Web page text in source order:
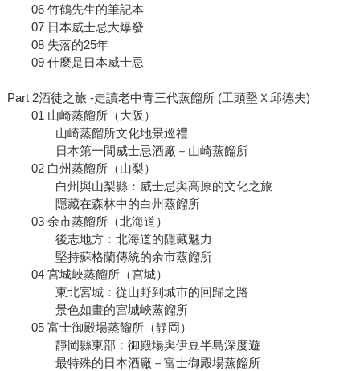
06 竹鶴先生的筆記本
07 日本威士忌大爆發
08 失落的25年
09 什麼是日本威士忌
Part 2酒徒之旅 -走讀老中青三代蒸餾所 (工頭堅Ｘ邱德夫)
01 山崎蒸餾所（大阪）
山崎蒸餾所文化地景巡禮
日本第一間威士忌酒廠－山崎蒸餾所
02 白州蒸餾所（山梨）
白州與山梨縣：威士忌與高原的文化之旅
隱藏在森林中的白州蒸餾所
03 余市蒸餾所（北海道）
後志地方：北海道的隱藏魅力
堅持蘇格蘭傳統的余市蒸餾所
04 宮城峽蒸餾所（宮城）
東北宮城：從山野到城市的回歸之路
景色如畫的宮城峽蒸餾所
05 富士御殿場蒸餾所（靜岡）
靜岡縣東部：御殿場與伊豆半島深度遊
最特殊的日本酒廠－富士御殿場蒸餾所